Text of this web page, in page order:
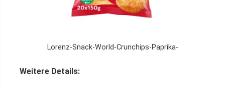
Lorenz-Snack-World-Crunchips-Paprika-
Weitere Details: